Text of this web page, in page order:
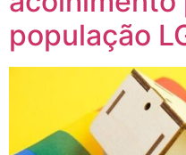
população